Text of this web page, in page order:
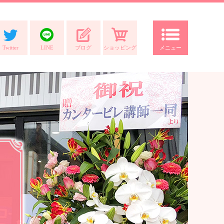
Twitter LINE ブログ ショッピング メニュー